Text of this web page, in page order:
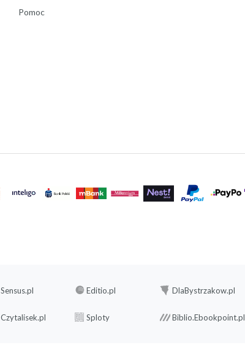
Pomoc
Sensus.pl Editio.pl DlaBystrzakow.pl
Czytalisek.pl Sploty Biblio.Ebookpoint.pl